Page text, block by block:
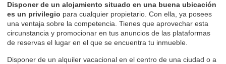
Disponer de un alojamiento situado en una buena ubicación
es un privilegio para cualquier propietario. Con ella, ya posees
una ventaja sobre la competencia. Tienes que aprovechar esta
circunstancia y promocionar en tus anuncios de las plataformas
de reservas el lugar en el que se encuentra tu inmueble.
Disponer de un alquiler vacacional en el centro de una ciudad o a